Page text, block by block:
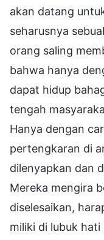
akan datang
seharusnya
orang saling
bahwa hanya
dapat hidup
tengah
Hanya dengan
pertengkaran di
dilenyapkan dan
Mereka mengira
diselesaikan,
miliki di lubuk